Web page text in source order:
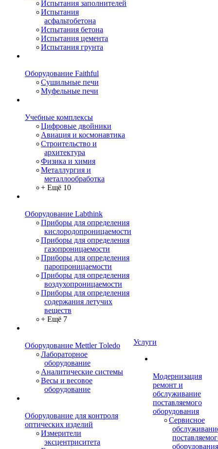
Испытания заполнителей
Испытания
асфальтобетона
Испытания бетона
Испытания цемента
Испытания грунта
Оборудование Faithful
Сушильные печи
Муфельные печи
Учебные комплексы
Цифровые двойники
Авиация и космонавтика
Строительство и
архитектура
Физика и химия
Металлургия и
металлообработка
+ Ещё 10
Оборудование Labthink
Приборы для определения
кислородопроницаемости
Приборы для определения
газопроницаемости
Приборы для определения
паропроницаемости
Приборы для определения
воздухопроницаемости
Приборы для определения
содержания летучих
веществ
+ Ещё 7
Оборудование Mettler Toledo
Лабораторное
оборудование
Аналитические системы
Весы и весовое
оборудование
Оборудование для контроля
оптических изделий
Измерители
эксцентриситета
Услуги
Модернизация
ремонт и
обслуживание
поставляемого
оборудования
Сервисное
оборудования